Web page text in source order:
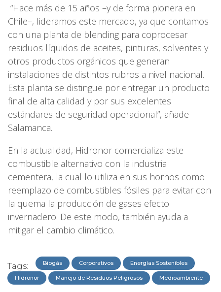
“Hace más de 15 años –y de forma pione­ra en
Chile–, lideramos este mercado, ya que contamos
con una planta de blending para co­procesar
residuos líquidos de aceites, pinturas, solventes y
otros productos orgánicos que ge­neran
instalaciones de distintos rubros a nivel nacional.
Esta planta se distingue por entregar un producto
final de alta calidad y por sus ex­celentes
estándares de seguridad operacional”, añade
Salamanca.
En la actualidad, Hidronor comercializa este
combustible alternativo con la industria
cementera, la cual lo utiliza en sus hornos como
reemplazo de combustibles fósiles para evitar con
la quema la producción de gases efecto
invernadero. De este modo, también ayuda a
mitigar el cambio climático.
Tags: Biogás Corporativos Energías Sostenibles
Hidronor Manejo de Residuos Peligrosos Medioambiente